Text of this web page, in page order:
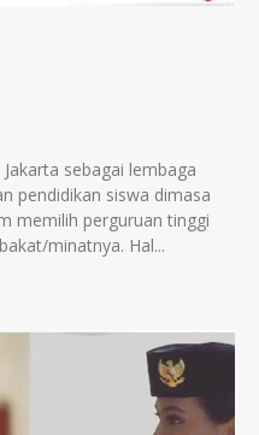
sebagai lembaga
pendidikan siswa dimasa
memilih perguruan tinggi
minatnya. Hal...